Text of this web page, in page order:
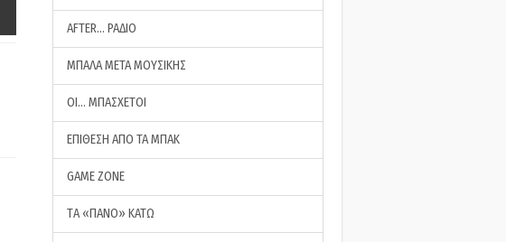
AFTER… ΡΑΔΙΟ
ΜΠΑΛΑ ΜΕΤΑ ΜΟΥΣΙΚΗΣ
ΟΙ… ΜΠΑΣΧΕΤΟΙ
ΕΠΙΘΕΣΗ ΑΠΟ ΤΑ ΜΠΑΚ
GAME ZONE
ΤA «ΠΑΝΟ» ΚΑΤΩ